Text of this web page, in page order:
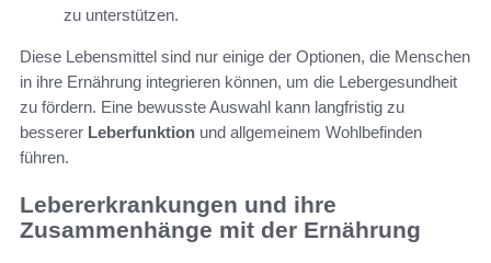
zu unterstützen.
Diese Lebensmittel sind nur einige der Optionen, die Menschen
in ihre Ernährung integrieren können, um die Lebergesundheit
zu fördern. Eine bewusste Auswahl kann langfristig zu
besserer Leberfunktion und allgemeinem Wohlbefinden
führen.
Lebererkrankungen und ihre
Zusammenhänge mit der Ernährung